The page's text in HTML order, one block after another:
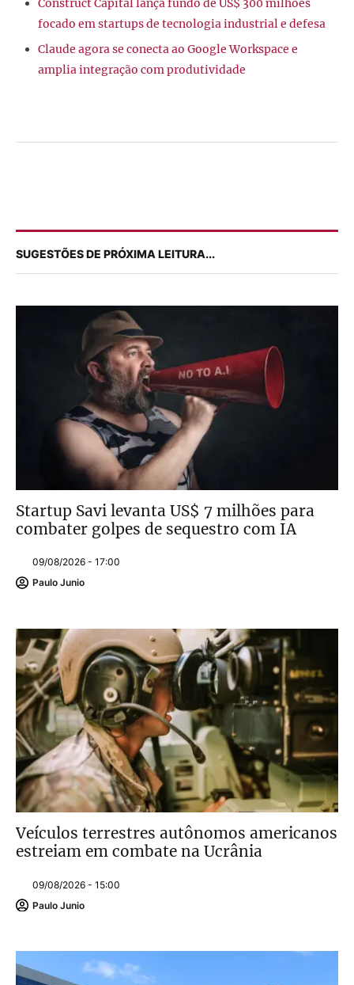
Construct Capital lança fundo de US$ 300 milhões
focado em startups de tecnologia industrial e defesa
Claude agora se conecta ao Google Workspace e
amplia integração com produtividade
SUGESTÕES DE PRÓXIMA LEITURA...
Startup Savi levanta US$ 7 milhões para
combater golpes de sequestro com IA
09/08/2026 - 17:00
Paulo Junio
Veículos terrestres autônomos americanos
estreiam em combate na Ucrânia
09/08/2026 - 15:00
Paulo Junio